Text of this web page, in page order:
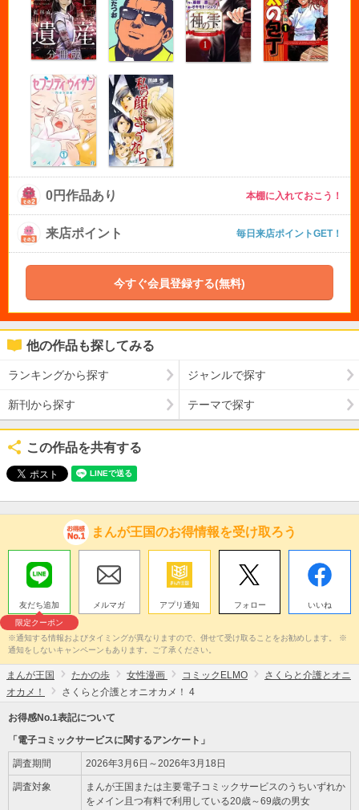
0円作品あり 本棚に入れておこう！
来店ポイント 毎日来店ポイントGET！
今すぐ会員登録する(無料)
他の作品も探してみる
ランキングから探す ジャンルで探す
新刊から探す テーマで探す
この作品を共有する
まんが王国のお得情報を受け取ろう
友だち追加
限定クーポン
メルマガ アプリ通知 フォロー いいね
※通知する情報およびタイミングが異なりますので、併せて受け取ることをお勧めします。 ※
通知をしないキャンペーンもあります。ご了承ください。
まんが王国 たかの歩 女性漫画 コミックELMO
さくらと介護とオニ
オカメ！
さくらと介護とオニオカメ！ 4
お得感No.1表記について
「電子コミックサービスに関するアンケート」
調査期間 2026年3月6日～2026年3月18日
調査対象
まんが王国または主要電子コミックサービスのうちいずれか
をメイン且つ有料で利用している20歳～69歳の男女